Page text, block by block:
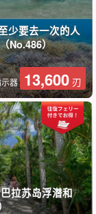
绳不可错过的经
能轻松体验！
少要去一次的人
No.486）
器 13,600 刃
拉苏岛浮潜和